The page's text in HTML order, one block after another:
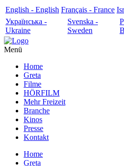
English - English Français - France
Українська -
Ukraine
Svenska -
Sweden
Menü
Home
Greta
Filme
HÖRFILM
Mehr Freizeit
Branche
Kinos
Presse
Kontakt
Home
Greta